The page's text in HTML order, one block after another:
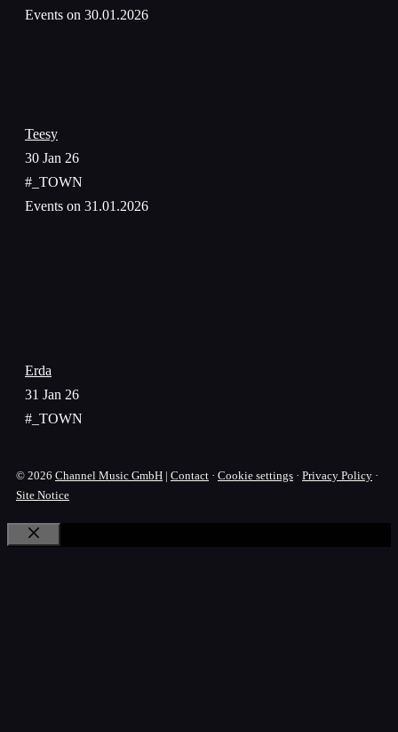
Events on 30.01.2026
Teesy
30 Jan 26
#_TOWN
Events on 31.01.2026
Erda
31 Jan 26
#_TOWN
© 2026 Channel Music GmbH | Contact · Cookie settings · Privacy Policy ·
Site Notice
Close